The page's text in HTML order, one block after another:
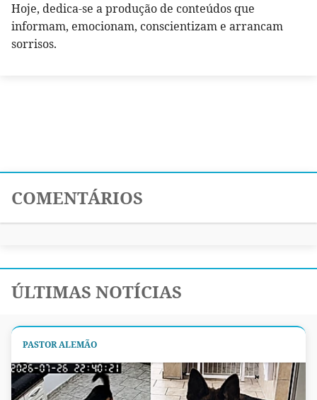
Hoje, dedica-se a produção de conteúdos que
informam, emocionam, conscientizam e arrancam
sorrisos.
COMENTÁRIOS
ÚLTIMAS NOTÍCIAS
PASTOR ALEMÃO